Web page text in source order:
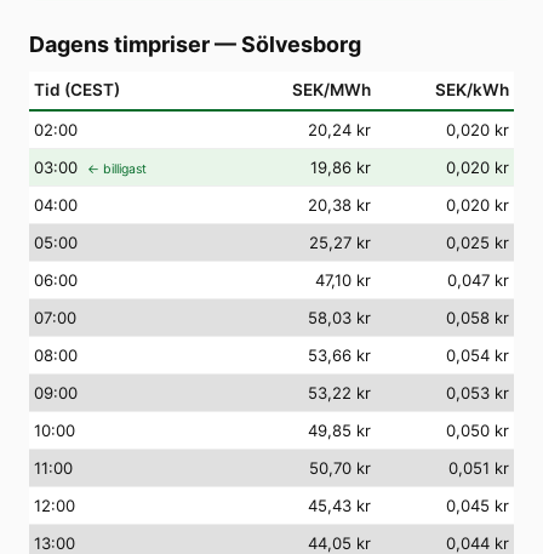
Dagens timpriser—Sölvesborg
Tid (CEST) SEK/MWh SEK/kWh
02:00 20,24 kr
0,020 kr
03:00 ← billigast 19,86 kr
0,020 kr
04:00 20,38 kr
0,020 kr
05:00 25,27 kr
0,025 kr
06:00 47,10 kr
0,047 kr
07:00 58,03 kr
0,058 kr
08:00 53,66 kr
0,054 kr
09:00 53,22 kr
0,053 kr
10:00 49,85 kr
0,050 kr
11:00 50,70 kr
0,051 kr
12:00 45,43 kr
0,045 kr
13:00 44,05 kr
0,044 kr